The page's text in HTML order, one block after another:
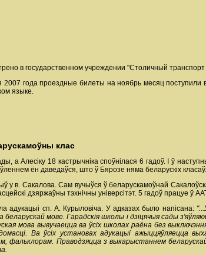
в государственном учреждении "Столичный транспорт
2007 года проездные билеты на ноябрь месяц
языке.
клас
а Алесіку 18 кастрычніка споўнілася 6 гадоў. І ў
ён даведаўся, што ў Бярозе няма беларускіх класаў.
у в. Сакалова. Сам вучыўся ў беларускамоўнай
дзяржаўны тэхнічны універсітэт. 5 гадоў працуе ў
адукацыі сп. А. Курыловіча. У адказах было напісана:
беларускай мове. Гарадскія школы і дзіцячыя сады
мова вывучаецца ва ўсіх школах раёна без
Ва ўсіх установах адукацыі ажыццяўляецца
фальклорам. Праводзяцца з выкарыстаннем